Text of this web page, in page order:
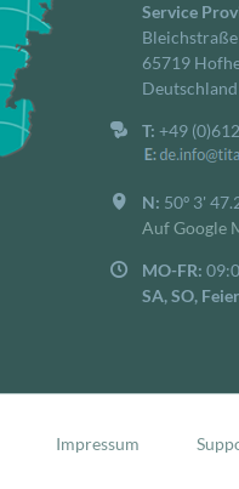
Service
65719
Deutschland
T: +49
N: 50º 3'
Auf Google
MO-FR:
SA, SO,
Impressum